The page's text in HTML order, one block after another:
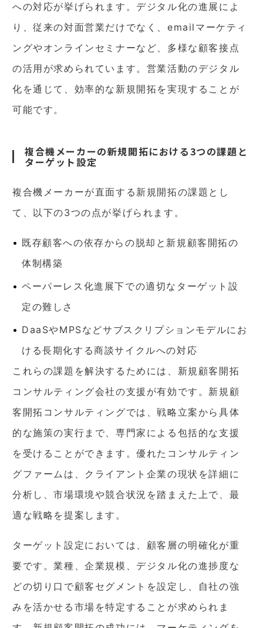
への対応が挙げられます。デジタル化の進展によ
り、従来の対面営業だけでなく、emailマーケティ
ングやオンラインセミナーなど、多様な顧客接点
の活用が求められています。営業活動のデジタル
化を通じて、効率的な新規開拓を実現することが
可能です。
複合機メーカーの新規開拓における3つの課題と
ターゲット設定
複合機メーカーが直面する新規開拓の課題とし
て、以下の3つの点が挙げられます。
既存顧客への依存からの脱却と新規顧客開拓の
体制構築
ペーパーレス化進展下での適切なターゲット設
定の難しさ
DaaSやMPSなどサブスクリプションモデルにお
ける長期化する商談サイクルへの対応
これらの課題を解決するためには、新規顧客開拓
コンサルティング会社の支援が有効です。新規顧
客開拓コンサルティングでは、戦略立案から具体
的な施策の実行まで、専門家による包括的な支援
を受けることができます。優れたコンサルティン
グファームは、クライアント企業の現状を詳細に
分析し、市場環境や競合状況を踏まえた上で、最
適な戦略を提案します。
ターゲット設定においては、顧客層の明確化が重
要です。業種、企業規模、デジタル化の進捗度な
どの切り口で顧客セグメントを設定し、自社の強
みを活かせる市場を特定することが求められま